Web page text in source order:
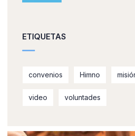
ETIQUETAS
convenios Himno
video voluntades